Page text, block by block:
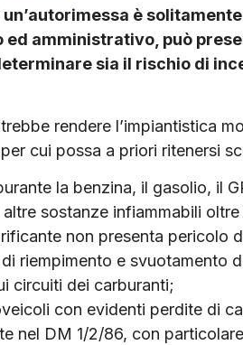
è
amministrativo, può
sia il rischio di
rendere l’impiantistica
cui possa a priori ritenersi
la benzina, il gasolio, il
sostanze infiammabili
non presenta pericolo
riempimento e svuotamento
circuiti dei carburanti;
con evidenti perdite di
nel DM 1/2/86, con